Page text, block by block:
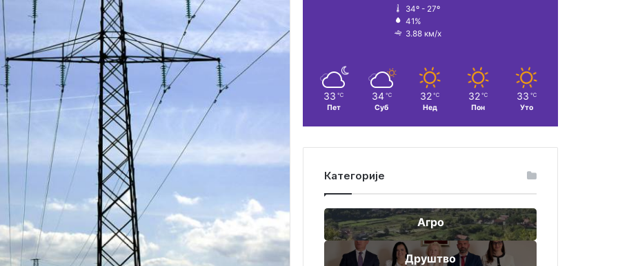
34º - 27º
41%
3.88 км/х
33 ℃
Пет
34 ℃
Суб
32 ℃
Нед
32 ℃
Пон
33 ℃
Уто
Категорије
Агро
Друштво